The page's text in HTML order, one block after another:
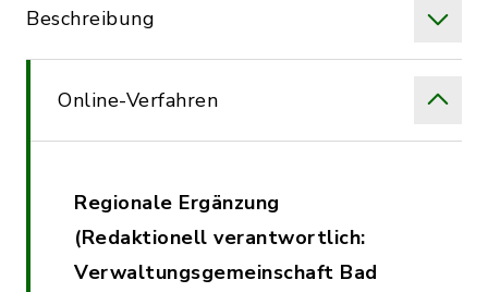
Beschreibung
Online-Verfahren
Regionale Ergänzung
(Redaktionell verantwortlich:
Verwaltungsgemeinschaft Bad